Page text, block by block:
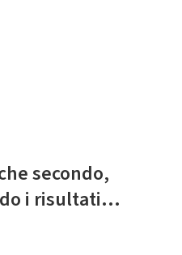
secondo,
i risultati...